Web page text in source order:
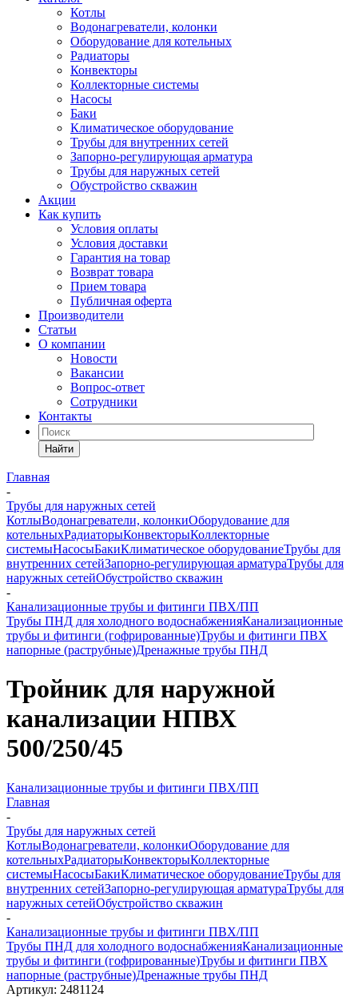
Котлы
Водонагреватели, колонки
Оборудование для котельных
Радиаторы
Конвекторы
Коллекторные системы
Насосы
Баки
Климатическое оборудование
Трубы для внутренних сетей
Запорно-регулирующая арматура
Трубы для наружных сетей
Обустройство скважин
Акции
Как купить
Условия оплаты
Условия доставки
Гарантия на товар
Возврат товара
Прием товара
Публичная оферта
Производители
Статьи
О компании
Новости
Вакансии
Вопрос-ответ
Сотрудники
Контакты
Найти
Главная
-
Трубы для наружных сетей
КотлыВодонагреватели, колонкиОборудование для
котельныхРадиаторыКонвекторыКоллекторные
системыНасосыБакиКлиматическое оборудованиеТрубы для
внутренних сетейЗапорно-регулирующая арматураТрубы для
наружных сетейОбустройство скважин
-
Канализационные трубы и фитинги ПВХ/ПП
Трубы ПНД для холодного водоснабженияКанализационные
трубы и фитинги (гофрированные)Трубы и фитинги ПВХ
напорные (раструбные)Дренажные трубы ПНД
Тройник для наружной
канализации НПВХ
500/250/45
Канализационные трубы и фитинги ПВХ/ПП
Главная
-
Трубы для наружных сетей
КотлыВодонагреватели, колонкиОборудование для
котельныхРадиаторыКонвекторыКоллекторные
системыНасосыБакиКлиматическое оборудованиеТрубы для
внутренних сетейЗапорно-регулирующая арматураТрубы для
наружных сетейОбустройство скважин
-
Канализационные трубы и фитинги ПВХ/ПП
Трубы ПНД для холодного водоснабженияКанализационные
трубы и фитинги (гофрированные)Трубы и фитинги ПВХ
напорные (раструбные)Дренажные трубы ПНД
Артикул: 2481124